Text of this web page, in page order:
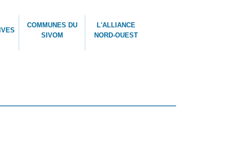
COMMUNES DU
SIVOM
L'ALLIANCE
NORD-OUEST